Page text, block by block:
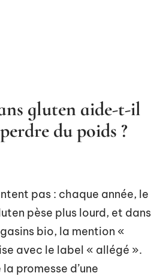
gluten aide-t-il
du poids ?
pas : chaque année, le
pèse plus lourd, et dans
bio, la mention «
avec le label « allégé ».
promesse d’une